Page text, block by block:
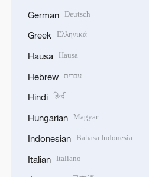
German Deutsch
Greek Ελληνικά
Hausa Hausa
Hebrew עברית
Hindi हिन्दी
Hungarian Magyar
Indonesian Bahasa Indonesia
Italian Italiano